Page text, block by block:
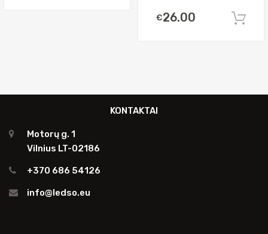
€26.00
KONTAKTAI
Motorų g. 1
Vilnius LT-02186
+370 686 54126
info@ledso.eu